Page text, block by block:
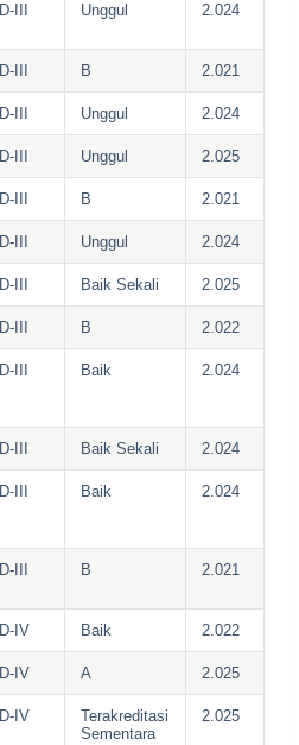
D-III Unggul 2.024
D-III B 2.021
D-III Unggul 2.024
D-III Unggul 2.025
D-III B 2.021
D-III Unggul 2.024
D-III Baik Sekali 2.025
D-III B 2.022
D-III Baik 2.024
D-III Baik Sekali 2.024
D-III Baik 2.024
D-III B 2.021
D-IV Baik 2.022
D-IV A 2.025
D-IV
Terakreditasi
Sementara
2.025